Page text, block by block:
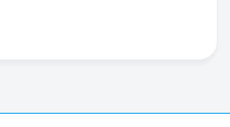
link